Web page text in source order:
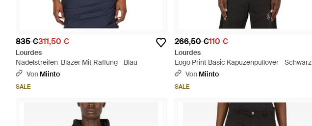
835 €311,50 €
Lourdes
Nadelstreifen-Blazer Mit Raffung - Blau
Von Miinto
SALE
266,50 €110 €
Lourdes
Logo Print Basic Kapuzenpullover - Schwarz
Von Miinto
SALE